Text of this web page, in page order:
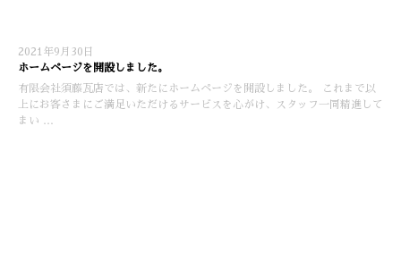
2021年9月30日
ホームページを開設しました。
有限会社須藤瓦店では、新たにホームページを開設しました。 これまで以
上にお客さまにご満足いただけるサービスを心がけ、スタッフ一同精進して
まい …